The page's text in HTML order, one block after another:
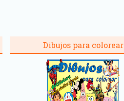
Dibujos para colorear